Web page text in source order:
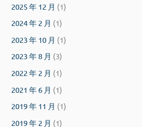
2025 年 12 月 (1)
2024 年 2 月 (1)
2023 年 10 月 (1)
2023 年 8 月 (3)
2022 年 2 月 (1)
2021 年 6 月 (1)
2019 年 11 月 (1)
2019 年 2 月 (1)